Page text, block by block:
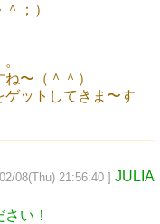
；）
〜（＾＾）
ットしてきま〜す
08(Thu) 21:56:40 ] JULIA
い！